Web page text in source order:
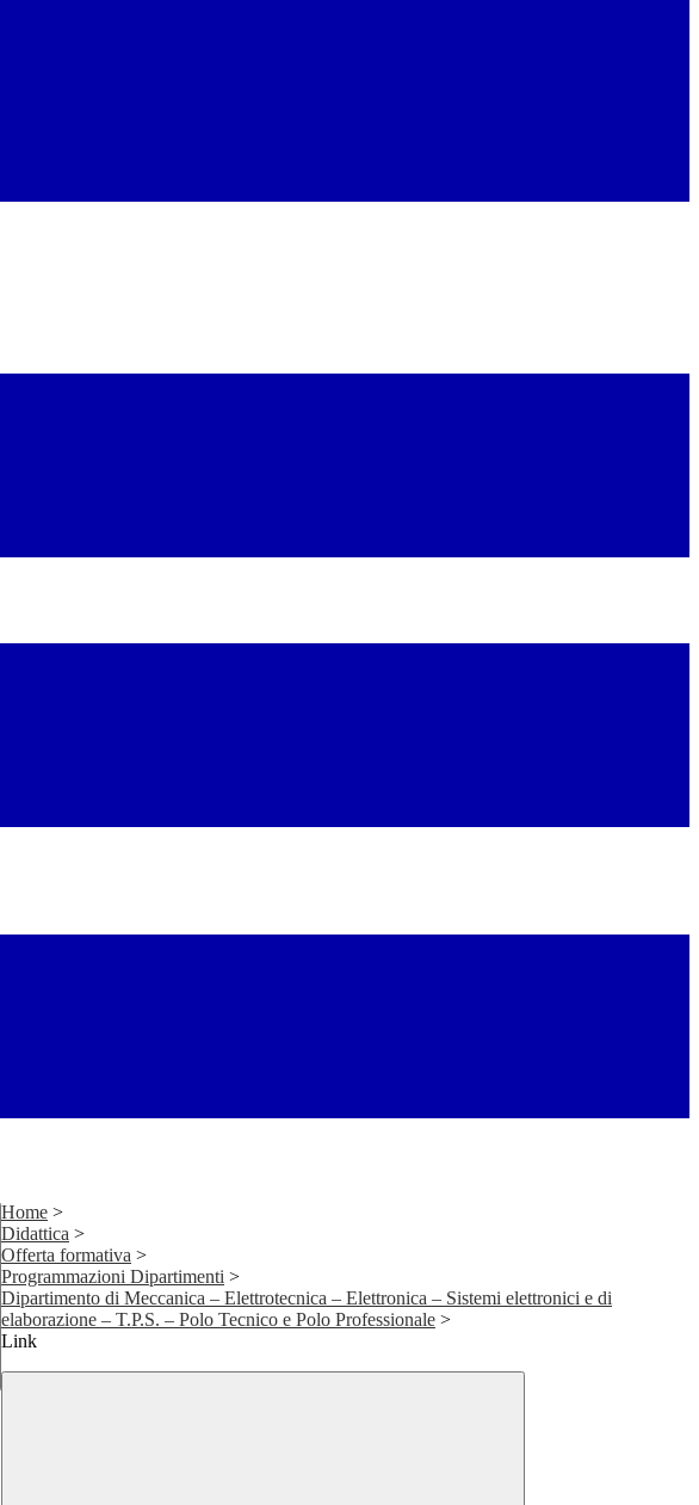
Home >
Didattica >
Offerta formativa >
Programmazioni Dipartimenti >
Dipartimento di Meccanica – Elettrotecnica – Elettronica – Sistemi elettronici e di
elaborazione – T.P.S. – Polo Tecnico e Polo Professionale >
Link